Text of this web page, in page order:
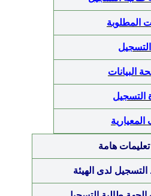
المطلوبة
البيانات
التسجيل
المعيارية
هامة
لدى الهيئة